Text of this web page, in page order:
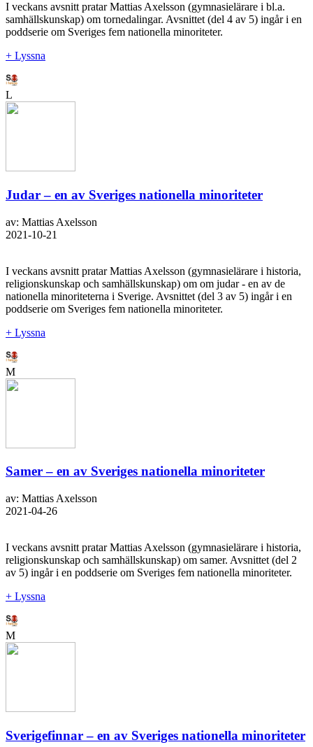
I veckans avsnitt pratar Mattias Axelsson (gymnasielärare i bl.a.
samhällskunskap) om tornedalingar. Avsnittet (del 4 av 5) ingår i en
poddserie om Sveriges fem nationella minoriteter.
+ Lyssna
L
Judar – en av Sveriges nationella minoriteter
av: Mattias Axelsson
2021-10-21
I veckans avsnitt pratar Mattias Axelsson (gymnasielärare i historia,
religionskunskap och samhällskunskap) om om judar - en av de
nationella minoriteterna i Sverige. Avsnittet (del 3 av 5) ingår i en
poddserie om Sveriges fem nationella minoriteter.
+ Lyssna
M
Samer – en av Sveriges nationella minoriteter
av: Mattias Axelsson
2021-04-26
I veckans avsnitt pratar Mattias Axelsson (gymnasielärare i historia,
religionskunskap och samhällskunskap) om samer. Avsnittet (del 2
av 5) ingår i en poddserie om Sveriges fem nationella minoriteter.
+ Lyssna
M
Sverigefinnar – en av Sveriges nationella minoriteter